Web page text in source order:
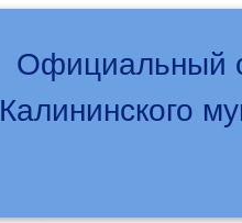
Официальный
Калининского